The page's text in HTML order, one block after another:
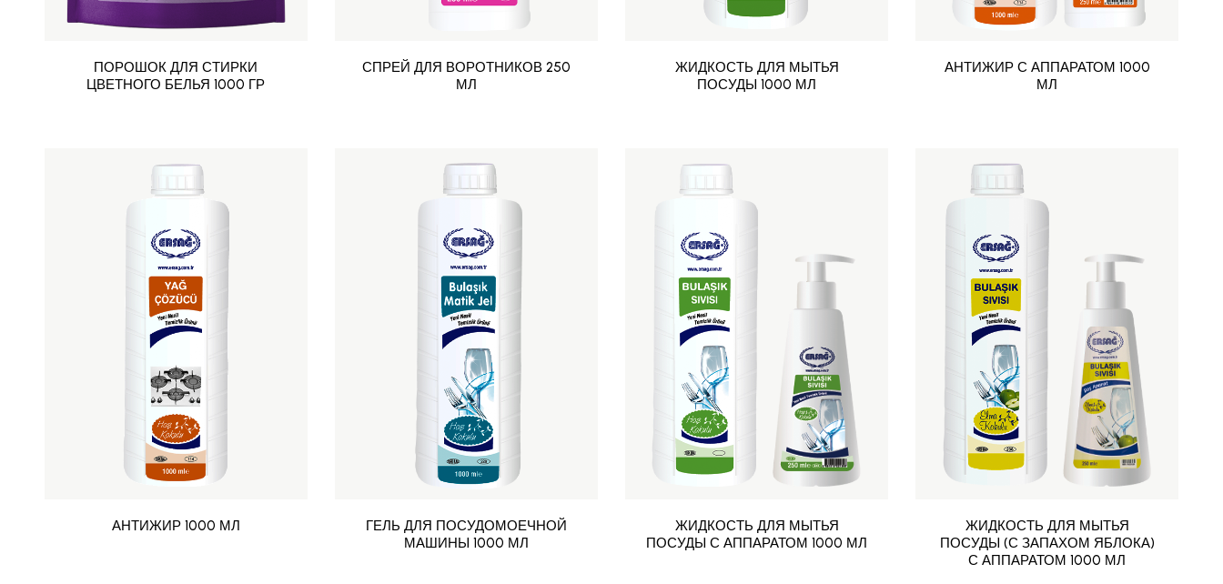
ПОРОШОК ДЛЯ СТИРКИ
ЦВЕТНОГО БЕЛЬЯ 1000 ГР
СПРЕЙ ДЛЯ ВОРОТНИКОВ 250
МЛ
ЖИДКОСТЬ ДЛЯ МЫТЬЯ
ПОСУДЫ 1000 МЛ
АНТИЖИР С АППАРАТОМ 1000
МЛ
АНТИЖИР 1000 МЛ
ГЕЛЬ ДЛЯ ПОСУДОМОЕЧНОЙ
МАШИНЫ 1000 МЛ
ЖИДКОСТЬ ДЛЯ МЫТЬЯ
ПОСУДЫ С АППАРАТОМ 1000 МЛ
ЖИДКОСТЬ ДЛЯ МЫТЬЯ
ПОСУДЫ (С ЗАПАХОМ ЯБЛОКА)
С АППАРАТОМ 1000 МЛ